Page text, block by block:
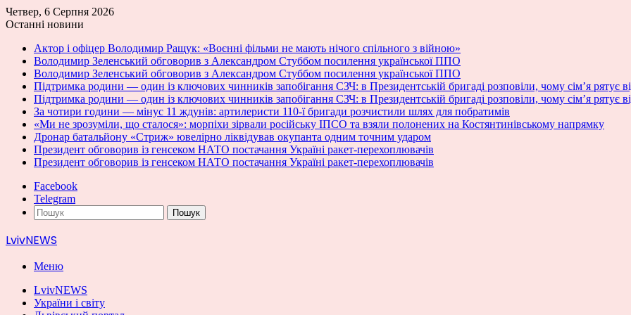
Четвер, 6 Серпня 2026
Останні новини
Актор і офіцер Володимир Ращук: «Воєнні фільми не мають нічого спільного з війною»
Володимир Зеленський обговорив з Александром Стуббом посилення української ППО
Володимир Зеленський обговорив з Александром Стуббом посилення української ППО
Підтримка родини — один із ключових чинників запобігання СЗЧ: в Президентській бригаді розповіли, чому сім’я рятує
Підтримка родини — один із ключових чинників запобігання СЗЧ: в Президентській бригаді розповіли, чому сім’я рятує
За чотири години — мінус 11 ждунів: артилеристи 110-ї бригади розчистили шлях для побратимів
«Ми не зрозуміли, що сталося»: морпіхи зірвали російську ІПСО та взяли полонених на Костянтинівському напрямку
Дронар батальйону «Стриж» ювелірно ліквідував окупанта одним точним ударом
Президент обговорив із генсеком НАТО постачання Україні ракет-перехоплювачів
Президент обговорив із генсеком НАТО постачання Україні ракет-перехоплювачів
Facebook
Telegram
Пошук
LvivNEWS
Меню
LvivNEWS
України і світу